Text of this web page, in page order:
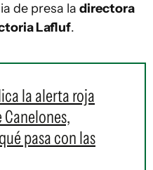
de presa la directora
Lafluf.
la alerta roja
pasa con las